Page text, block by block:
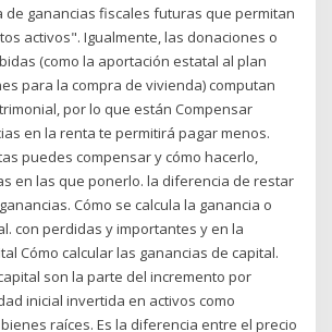
de ganancias fiscales futuras que permitan
activos". Igualmente, las donaciones o
(como la aportación estatal al plan
para la compra de vivienda) computan
por lo que están Compensar
en la renta te permitirá pagar menos.
puedes compensar y cómo hacerlo,
en las que ponerlo. la diferencia de restar
Cómo se calcula la ganancia o
con perdidas y importantes y en la
Cómo calcular las ganancias de capital.
son la parte del incremento por
inicial invertida en activos como
raíces. Es la diferencia entre el precio